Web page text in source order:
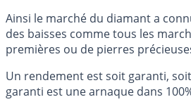
Ainsi le marché du diamant a
des baisses comme tous les
premières ou de pierres
Un rendement est soit garanti,
garanti est une arnaque dans